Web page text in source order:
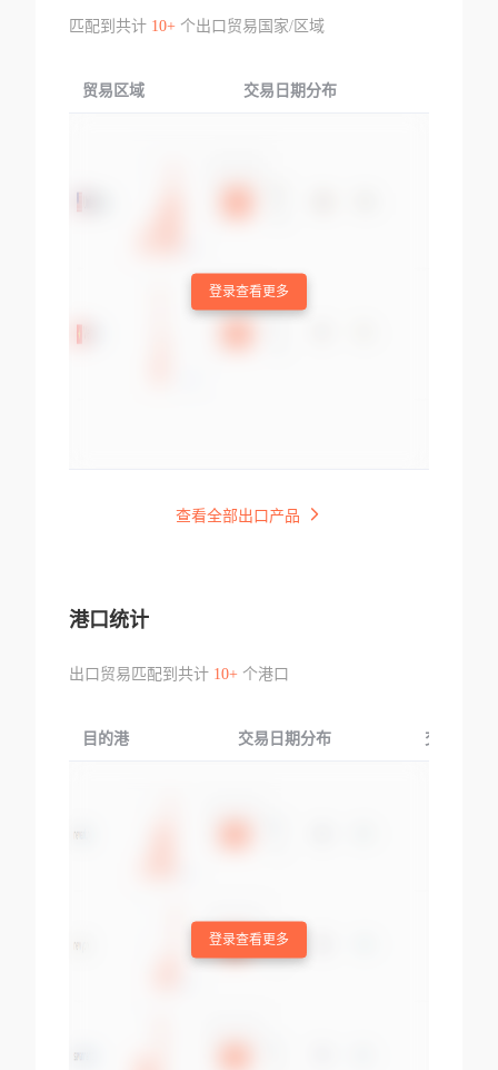
匹配到共计 10+个出口贸易国家/区域
贸易区域 交易日期分布
登录查看更多
查看全部出口产品
港口统计
出口贸易匹配到共计 10+个港口
目的港 交易日期分布 交易产品
登录查看更多